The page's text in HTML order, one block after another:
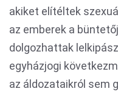
akiket elítéltek
az emberek a
dolgozhattak
egyházjogi
az áldozataikról sem